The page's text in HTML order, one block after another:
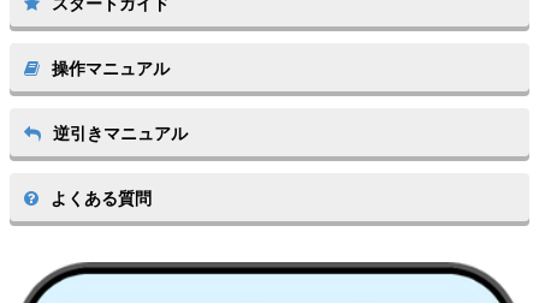
操作マニュアル
逆引きマニュアル
よくある質問